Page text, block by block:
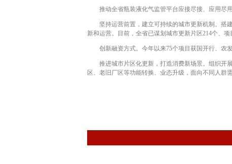
推动全省瓶装液化气监管平台应接尽接、应用尽用
坚持运营前置，建立可持续的城市更新机制。搭建
新和运营。目前，全省已谋划城市更新片区214个、项
创新融资方式。今年以来75个项目获国开行、农发
推进城市片区化更新，打造消费新场景。组织开展
区、老旧厂区等功能转换、业态升级，面向不同人群